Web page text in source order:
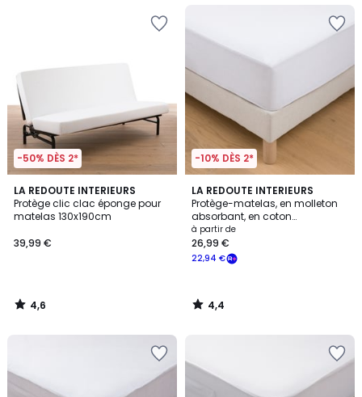
-50% DÈS 2*
LA REDOUTE INTERIEURS
Protège clic clac éponge pour
matelas 130x190cm
39,99 €
4,6
/ 5
4,6
/
-10% DÈS 2*
LA REDOUTE INTERIEURS
Protège-matelas, en molleton
absorbant, en coton
imperméable, hauteur maxi 22
cm
à partir de
22,94 €
26,99 €
4,4
/ 5
4,4
/